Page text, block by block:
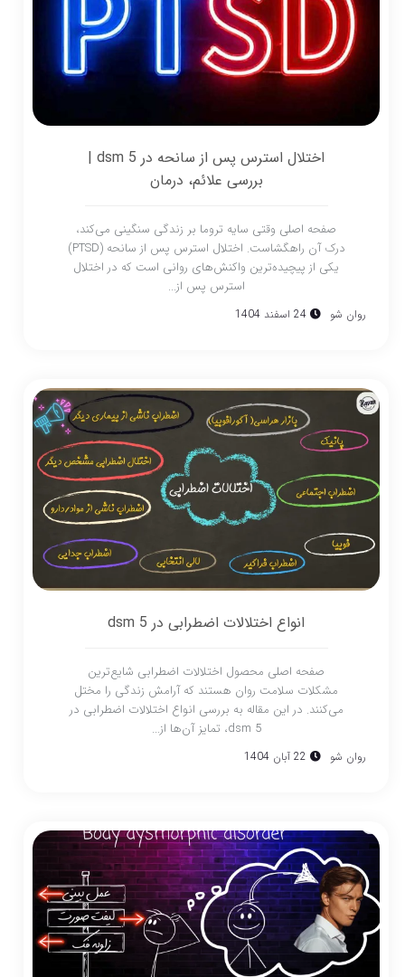
اختلال استرس پس از سانحه در dsm 5 |
بررسی علائم، درمان
صفحه اصلی وقتی سایه تروما بر زندگی سنگینی می‌کند،
درک آن راهگشاست. اختلال استرس پس از سانحه (PTSD)
یکی از پیچیده‌ترین واکنش‌های روانی است که در اختلال
استرس پس از...
روان شو 24 اسفند 1404
انواع اختلالات اضطرابی در dsm 5
صفحه اصلی محصول اختلالات اضطرابی شایع‌ترین
مشکلات سلامت روان هستند که آرامش زندگی را مختل
می‌کنند. در این مقاله به بررسی انواع اختلالات اضطرابی در
dsm 5، تمایز آن‌ها از...
روان شو 22 آبان 1404